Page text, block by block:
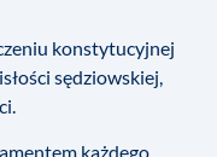
konstytucyjnej
sędziowskiej,
każdego